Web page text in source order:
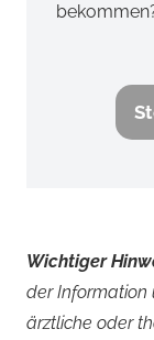
Wichtiger
der Information
ärztliche oder